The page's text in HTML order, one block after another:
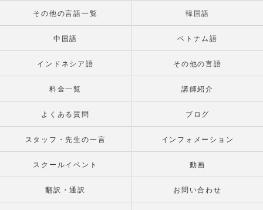
その他の言語一覧 韓国語
中国語 ベトナム語
インドネシア語 その他の言語
料金一覧 講師紹介
よくある質問 ブログ
スタッフ・先生の一言 インフォメーション
スクールイベント 動画
翻訳・通訳 お問い合わせ